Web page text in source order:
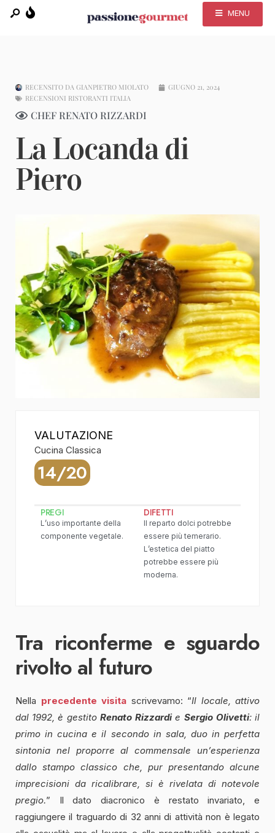
MENU
RECENSITO DA GIANPIETRO MIOLATO
GIUGNO 21, 2024
RECENSIONI RISTORANTI ITALIA
CHEF RENATO RIZZARDI
La Locanda di
Piero
VALUTAZIONE
Cucina Classica
14/20
PREGI
L’uso importante della
componente vegetale.
DIFETTI
Il reparto dolci potrebbe
essere più temerario.
L’estetica del piatto
potrebbe essere più
moderna.
Tra riconferme e sguardo
rivolto al futuro
Nella precedente visita scrivevamo: “Il locale, attivo
dal 1992, è gestito Renato Rizzardie Sergio Olivetti: il
primo in cucina e il secondo in sala, duo in perfetta
sintonia nel proporre al commensale un’esperienza
dallo stampo classico che, pur presentando alcune
imprecisioni da ricalibrare, si è rivelata di notevole
pregio.” Il dato diacronico è restato invariato, e
raggiungere il traguardo di 32 anni di attività non è legato